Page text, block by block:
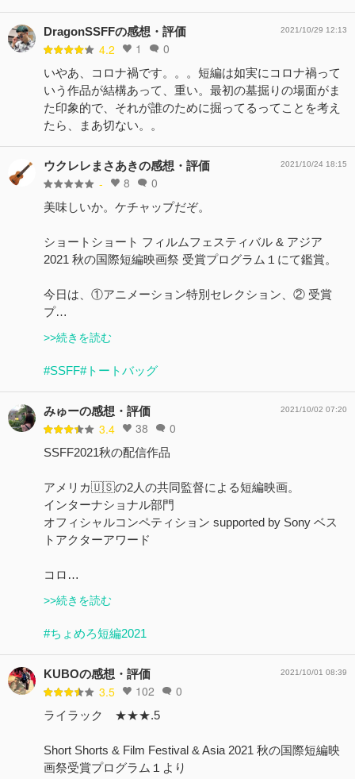
DragonSSFFの感想・評価
4.2 1 0
2021/10/29 12:13
いやあ、コロナ禍です。。。短編は如実にコロナ禍って
いう作品が結構あって、重い。最初の墓掘りの場面がま
た印象的で、それが誰のために掘ってるってことを考え
たら、まあ切ない。。
ウクレレまさあきの感想・評価
- 8 0
2021/10/24 18:15
美味しいか。ケチャップだぞ。
ショートショート フィルムフェスティバル & アジア
2021 秋の国際短編映画祭 受賞プログラム１にて鑑賞。
今日は、①アニメーション特別セレクション、② 受賞
プ…
>>続きを読む
#SSFF#トートバッグ
みゅーの感想・評価
3.4 38 0
2021/10/02 07:20
SSFF2021秋の配信作品
アメリカ🇺🇸の2人の共同監督による短編映画。
インターナショナル部門
オフィシャルコンペティション supported by Sony ベス
トアクターアワード
コロ…
>>続きを読む
#ちょめろ短編2021
KUBOの感想・評価
3.5 102 0
2021/10/01 08:39
ライラック ★★★.5
Short Shorts & Film Festival & Asia 2021 秋の国際短編映
画祭受賞プログラム１より